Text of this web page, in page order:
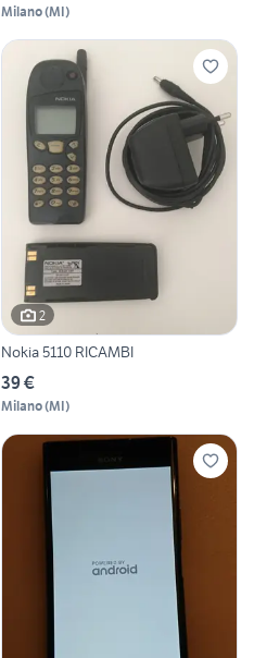
Milano(MI)
2
Nokia 5110 RICAMBI
39 €
Milano(MI)